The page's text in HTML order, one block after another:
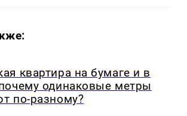
квартира на бумаге и в
одинаковые метры
по-разному?